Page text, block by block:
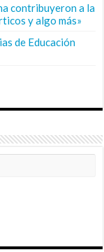
contribuyeron a la
y algo más»
de Educación